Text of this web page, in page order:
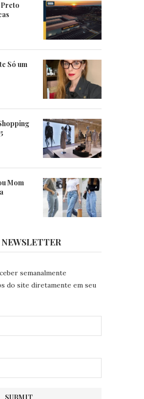
Só um
Mom
semanalmente
do site diretamente em seu